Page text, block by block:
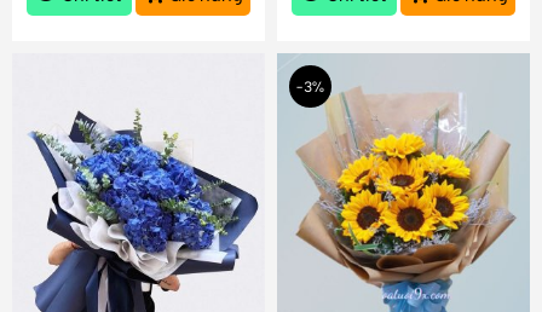
-3%